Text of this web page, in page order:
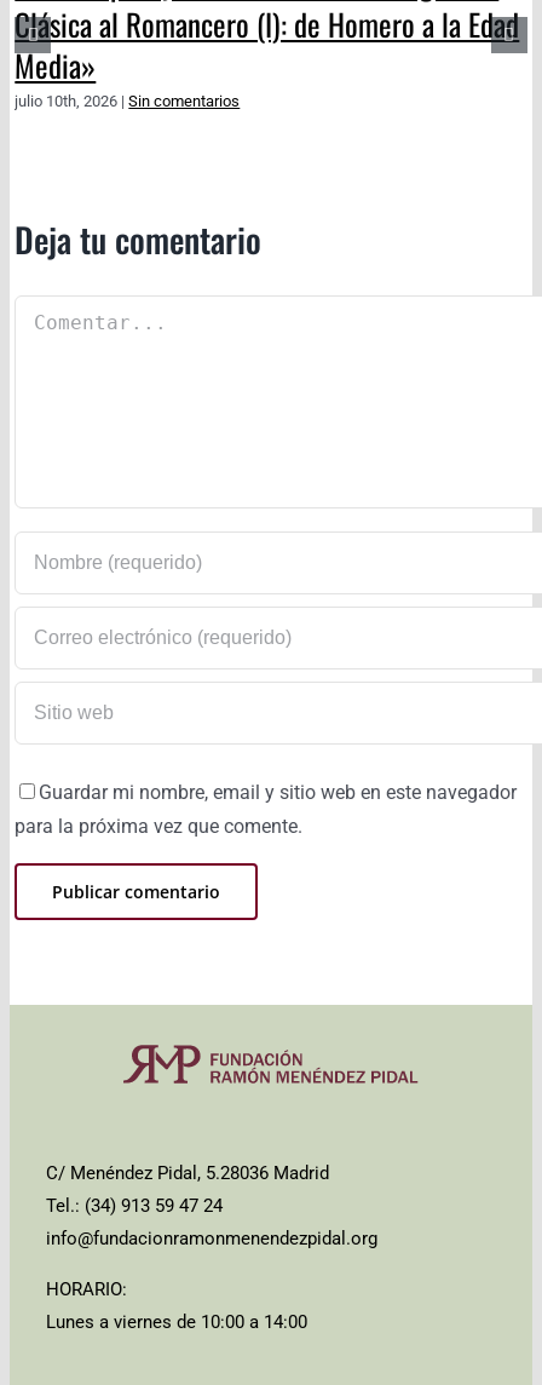
Clásica al Romancero (I): de Homero a la Edad
Media»
julio 10th, 2026 | Sin comentarios
Deja tu comentario
Comentar
Guardar mi nombre, email y sitio web en este navegador
para la próxima vez que comente.
C/ Menéndez Pidal, 5.28036 Madrid
Tel.: (34) 913 59 47 24
info@fundacionramonmenendezpidal.org
HORARIO:
Lunes a viernes de 10:00 a 14:00